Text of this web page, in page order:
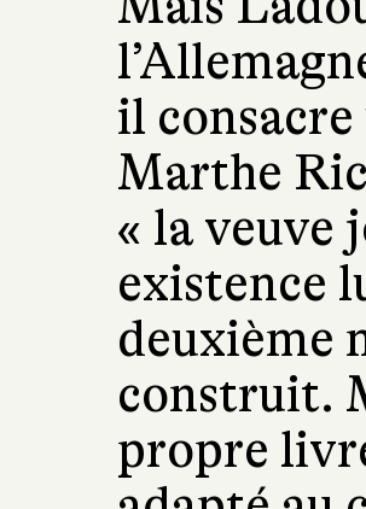
il
Marthe
« la veuve
existence
deuxième
construit.
propre